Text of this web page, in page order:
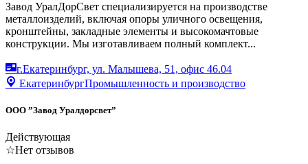
Завод УралДорСвет специализируется на производстве
металлоизделий, включая опоры уличного освещения,
кронштейны, закладные элементы и высокомачтовые
конструкции. Мы изготавливаем полный комплект...
г.Екатеринбург, ул. Малышева, 51, офис 46.04
ЕкатеринбургПромышленность и производство
ООО ”Завод Уралдорсвет”
Действующая
☆Нет отзывов